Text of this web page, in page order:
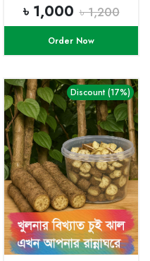
৳ 1,000 ৳ 1,200
Order Now
Discount (17%)